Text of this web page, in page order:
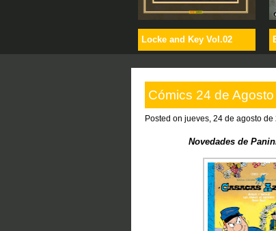
Locke and Key Vol.02
Cómics 24 de Agosto
Posted on jueves, 24 de agosto de
Novedades de